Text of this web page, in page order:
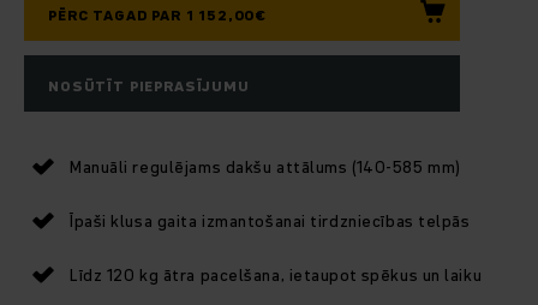
PĒRC TAGAD PAR 1 152,00€
NOSŪTĪT PIEPRASĪJUMU
Manuāli regulējams dakšu attālums (140-585 mm)
Īpaši klusa gaita izmantošanai tirdzniecības telpās
Līdz 120 kg ātra pacelšana, ietaupot spēkus un laiku